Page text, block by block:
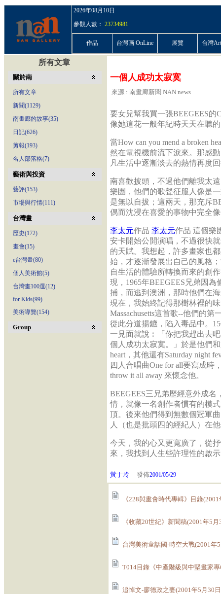
2026年08月10日
參觀人數： 23734981
作品 台灣画 OnLine 展覽 台灣
所有文章
關於南
所有文章
新聞(1129)
南畫廊的故事(35)
日記(626)
剪報(193)
名人部落格(7)
藝術與投資
藝評(153)
市場與行情(111)
台灣畫
歷史(172)
畫會(15)
e台灣畫(80)
個人美術館(5)
台灣畫100選(12)
for Kids(99)
美術導覽(154)
Group
一個人成功太寂寞
來源 : 南畫廊新聞 NAN news
要女兒幫我買一張BEEGEES的
像她這花一般年紀時天天在聽
當How can you mend a broken
然在電視機前流下淚來。那感
凡生活中逐漸淡去的熱情再度
南喜歡披頭，不過他們離我太
樂團，他們的歌聲征服人像是
是無以自拔；這兩天，那充斥
偶而沈浸在喜愛的事物中完全
李太元作品 李太元作品 這個樂
安卡開始公開演唱，不過很快
的天賦。我想起，許多畫家也
始，才逐漸發展出自己的風格
自生活的體驗所轉換而來的創
現，1965年BEEGEES兄弟因為
捕，而逃到澳洲，那時他們在
現在，我始終記得那樹林裡的
Massachusetts這首歌--他們的
從此分道揚鑣，陷入毒品中。
一見面就說︰「你把我趕出去
個人成功太寂寞。」於是他們和
heart，其他還有Saturday night
四人合唱曲One for all要寫成時
throw it all away 來懷念他。
BEEGEES三兄弟歷經意外成
情，就像一名創作者慣有的模
頂。後來他們得到無數個冠軍
人（也是批頭四的經紀人）在
今天，我的心又更寬廣了，從
來，我找到人生些許理性的啟
黃于玲 發佈2001/05/29
《228與畫會時代專輯》目錄
《收藏20世紀》新聞稿(2001年5月
台灣美術童話國-時空大戰(2001年
T014目錄《中產階級與中堅畫家
追悼文-廖德政之妻(2001年5月30